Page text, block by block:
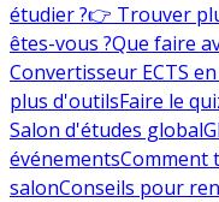
étudier ?👉 Trouver
êtes-vous ?Que faire
Convertisseur ECTS
plus d'outilsFaire le
Salon d'études global
événementsComment
salonConseils pour